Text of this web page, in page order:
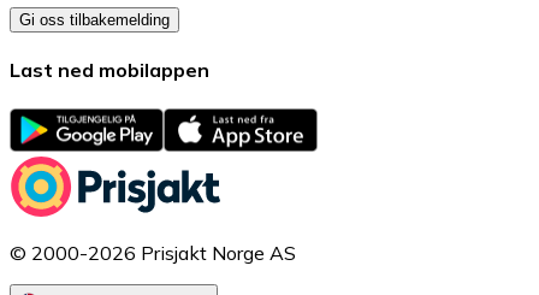
Gi oss tilbakemelding
Last ned mobilappen
© 2000-2026 Prisjakt Norge AS